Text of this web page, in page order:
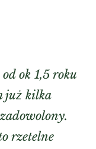
ok 1,5 roku
już kilka
rzetelne